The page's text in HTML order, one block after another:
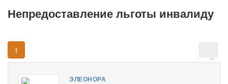
Непредоставление льготы инвалиду
1
ЭЛЕОНОРА